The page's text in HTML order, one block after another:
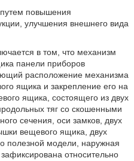
повышения
улучшения внешнего вида
в том, что механизм
панели приборов
расположение механизма
ящика и закрепление его на
ящика, состоящего из двух
тяг со скошенными
сечения, оси замков, двух
вещевого ящика, двух
полезной модели, наружная
относительно